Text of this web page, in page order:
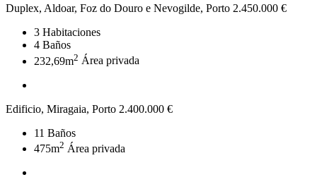
Duplex, Aldoar, Foz do Douro e Nevogilde, Porto 2.450.000 €
3 Habitaciones
4 Baños
232,69m2 Área privada
Edificio, Miragaia, Porto 2.400.000 €
11 Baños
475m2 Área privada